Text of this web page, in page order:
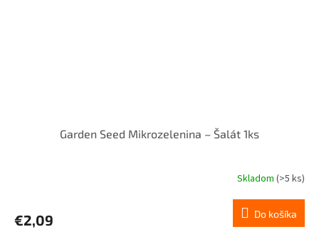
Garden Seed Mikrozelenina – Šalát 1ks
Skladom (>5 ks)
€2,09 Do košíka